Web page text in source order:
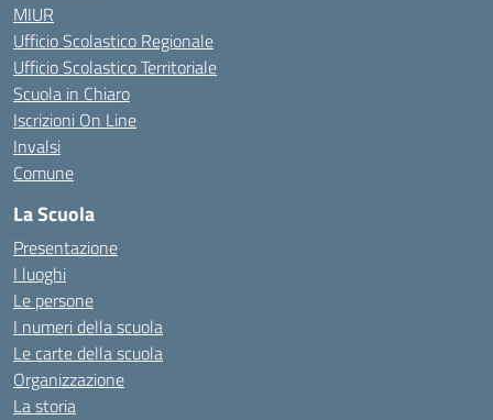
MIUR
Ufficio Scolastico Regionale
Ufficio Scolastico Territoriale
Scuola in Chiaro
Iscrizioni On Line
Invalsi
Comune
La Scuola
Presentazione
I luoghi
Le persone
I numeri della scuola
Le carte della scuola
Organizzazione
La storia